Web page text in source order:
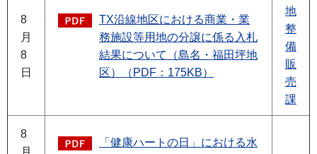
8
月
8
日
TX沿線地区における商業・業
務施設等用地の分譲に係る入札
結果について（島名・福田坪地
区）（PDF：175KB）
地
整
備
販
売
課
8
月
「健康ハートの日」における水